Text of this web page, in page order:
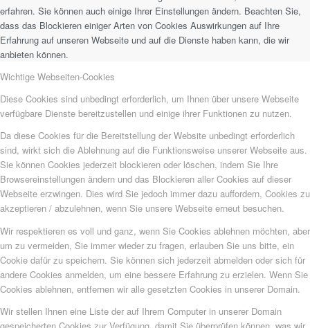
erfahren. Sie können auch einige Ihrer Einstellungen ändern. Beachten Sie,
dass das Blockieren einiger Arten von Cookies Auswirkungen auf Ihre
Erfahrung auf unseren Webseite und auf die Dienste haben kann, die wir
anbieten können.
Wichtige Webseiten-Cookies
Diese Cookies sind unbedingt erforderlich, um Ihnen über unsere Webseite
verfügbare Dienste bereitzustellen und einige ihrer Funktionen zu nutzen.
Da diese Cookies für die Bereitstellung der Website unbedingt erforderlich
sind, wirkt sich die Ablehnung auf die Funktionsweise unserer Webseite aus.
Sie können Cookies jederzeit blockieren oder löschen, indem Sie Ihre
Browsereinstellungen ändern und das Blockieren aller Cookies auf dieser
Webseite erzwingen. Dies wird Sie jedoch immer dazu auffordern, Cookies zu
akzeptieren / abzulehnen, wenn Sie unsere Webseite erneut besuchen.
Wir respektieren es voll und ganz, wenn Sie Cookies ablehnen möchten, aber
um zu vermeiden, Sie immer wieder zu fragen, erlauben Sie uns bitte, ein
Cookie dafür zu speichern. Sie können sich jederzeit abmelden oder sich für
andere Cookies anmelden, um eine bessere Erfahrung zu erzielen. Wenn Sie
Cookies ablehnen, entfernen wir alle gesetzten Cookies in unserer Domain.
Wir stellen Ihnen eine Liste der auf Ihrem Computer in unserer Domain
gespeicherten Cookies zur Verfügung, damit Sie überprüfen können, was wir